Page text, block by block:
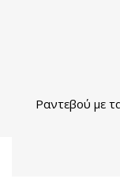
Ραντεβού με